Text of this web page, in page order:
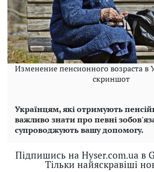
Изменение пенсионного возраста в
скриншот
Українцям, які отримують
важливо знати про певні
супроводжують вашу допомогу.
Підпишись на Hyser.com.ua в
Тільки найяскравіші